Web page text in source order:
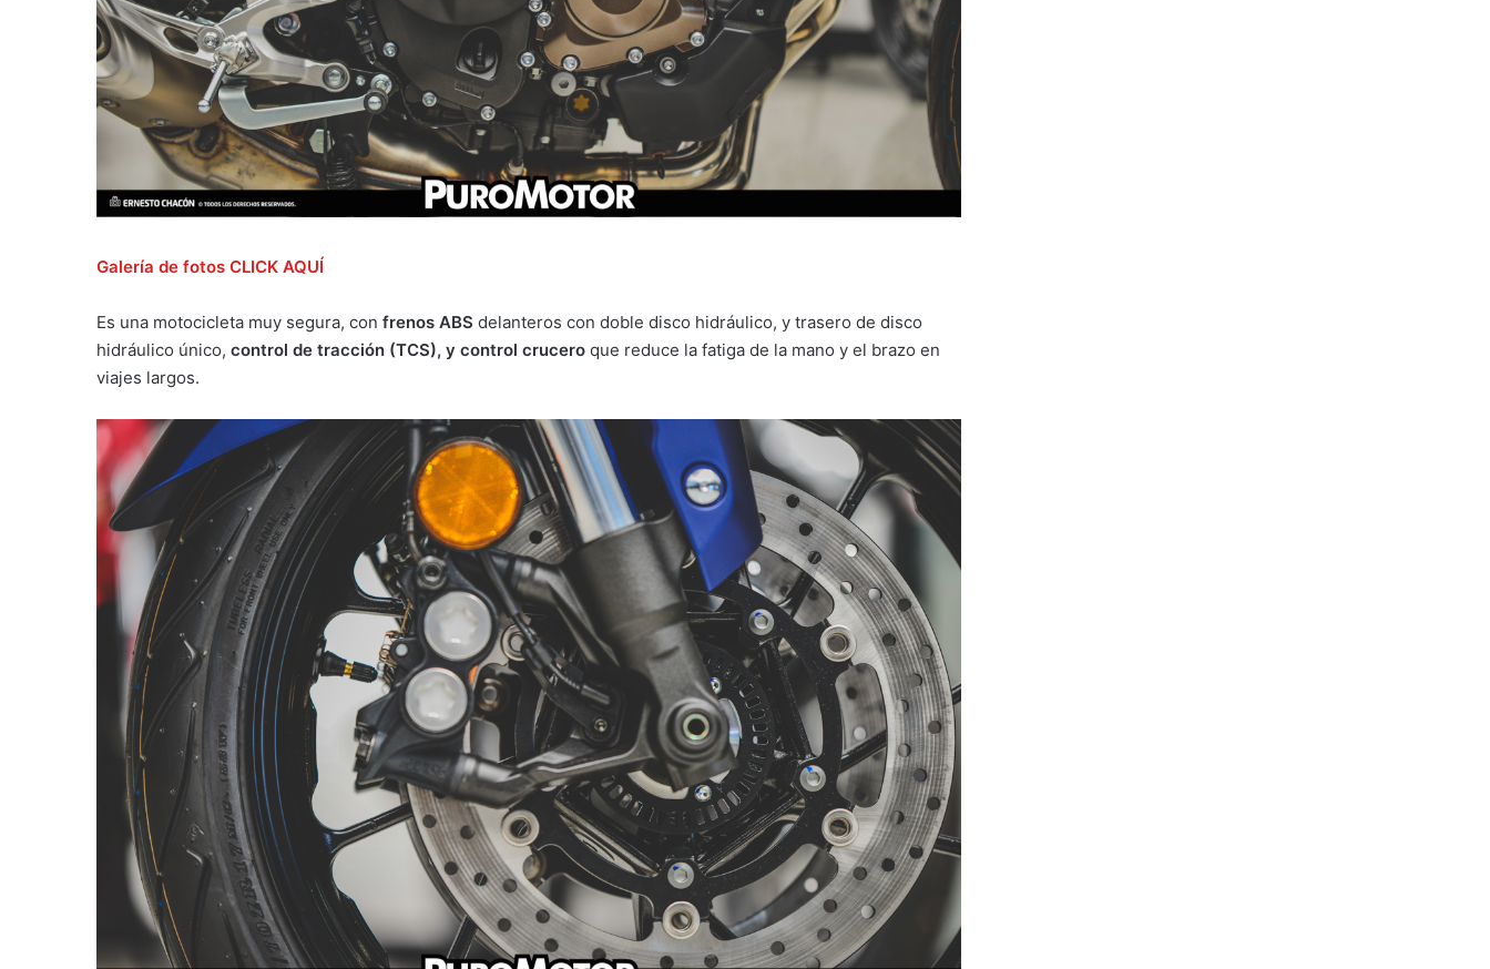
Galería de fotos CLICK AQUÍ
Es una motocicleta muy segura, con frenos ABS delanteros con doble disco hidráulico, y trasero de disco
hidráulico único, control de tracción (TCS), y control crucero que reduce la fatiga de la mano y el brazo en
viajes largos.